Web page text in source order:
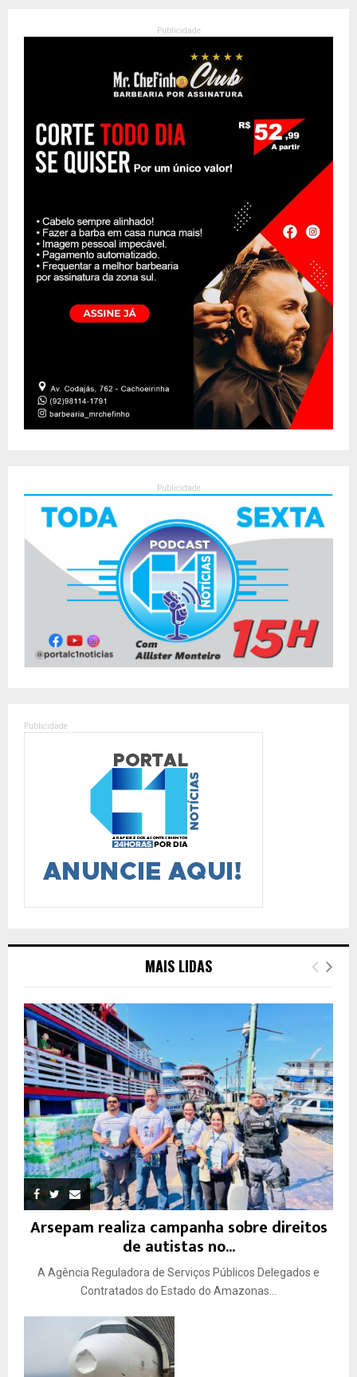
Publicidade
Publicidade
Publicidade
MAIS LIDAS
Arsepam realiza campanha sobre direitos
de autistas no...
A Agência Reguladora de Serviços Públicos Delegados e
Contratados do Estado do Amazonas...